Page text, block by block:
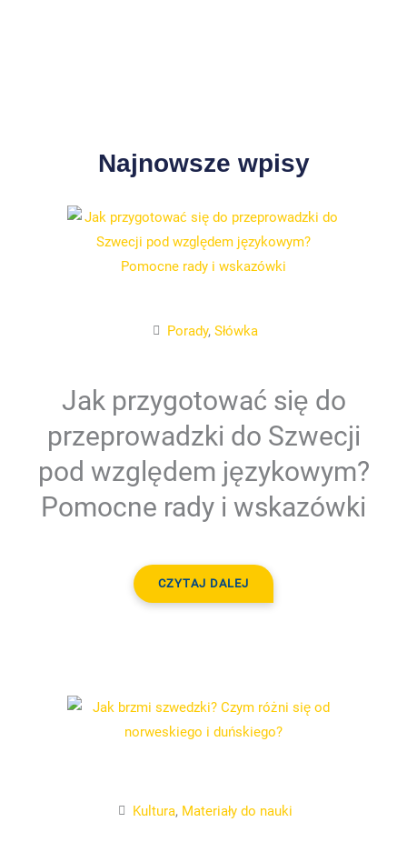
Najnowsze wpisy
Porady, Słówka
Jak przygotować się do
przeprowadzki do Szwecji
pod względem językowym?
Pomocne rady i wskazówki
CZYTAJ DALEJ
Kultura, Materiały do nauki